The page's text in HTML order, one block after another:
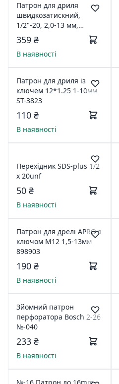
Патрон для дриля
швидкозатискний,
1/2"-20, 2,0-13 мм,
цільнометалевий
INTERTOOL ST-1231
359 ₴
В наявності
Патрон для дриля із
ключем 12*1.25 1-10мм
ST-3823
110 ₴
В наявності
Перехідник SDS-plus 1/2
x 20unf
50 ₴
В наявності
Патрон для дрелі APRO з
ключом М12 1,5-13мм
898903
190 ₴
В наявності
Зйомний патрон
перфоратора Bosch 2-26
№-040
233 ₴
В наявності